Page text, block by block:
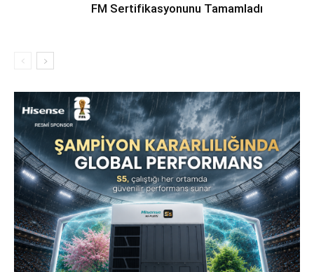
FM Sertifikasyonunu Tamamladı